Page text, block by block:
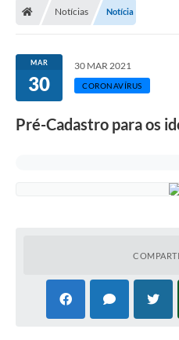
Transparência
Editais
Diário Oficial
Carta de Serviços
Notícias Notícia
MAR
30
30 MAR 2021
CORONAVÍRUS
Pré-Cadastro para os